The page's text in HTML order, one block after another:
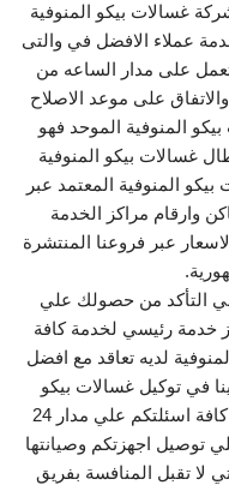
غسالات بيكو المنوفية
عملاء الافضل في والتى
على مدار الساعه من
على موعد الاصلاح
المنوفية الموحد فهو
غسالات بيكو المنوفية
المنوفية المعتمد عبر
وارقام مراكز الخدمة
عبر فروعنا المنتشرة
التأكد من حصولك علي
خدمة رئيسي لخدمة كافة
لديه تعاقد مع افضل
في توكيل غسالات بيكو
المنوفية فرع فريق مخصص للرد علي كافة اسئلتكم علي مدار 24
توصيل اجهزتكم وصيانتها
لا تقبل المنافسة بفريق